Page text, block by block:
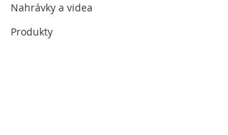
Nahrávky a videa
Produkty